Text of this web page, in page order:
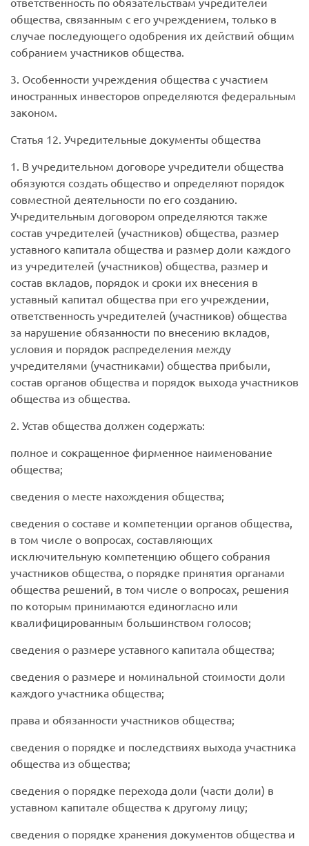
общества, связанным с его учреждением, только в
случае последующего одобрения их действий общим
собранием участников общества.
3. Особенности учреждения общества с участием
иностранных инвесторов определяются федеральным
законом.
Статья 12. Учредительные документы общества
1. В учредительном договоре учредители общества
обязуются создать общество и определяют порядок
совместной деятельности по его созданию.
Учредительным договором определяются также
состав учредителей (участников) общества, размер
уставного капитала общества и размер доли каждого
из учредителей (участников) общества, размер и
состав вкладов, порядок и сроки их внесения в
уставный капитал общества при его учреждении,
ответственность учредителей (участников) общества
за нарушение обязанности по внесению вкладов,
условия и порядок распределения между
учредителями (участниками) общества прибыли,
состав органов общества и порядок выхода участников
общества из общества.
2. Устав общества должен содержать:
полное и сокращенное фирменное наименование
общества;
сведения о месте нахождения общества;
сведения о составе и компетенции органов общества,
в том числе о вопросах, составляющих
исключительную компетенцию общего собрания
участников общества, о порядке принятия органами
общества решений, в том числе о вопросах, решения
по которым принимаются единогласно или
квалифицированным большинством голосов;
сведения о размере уставного капитала общества;
сведения о размере и номинальной стоимости доли
каждого участника общества;
права и обязанности участников общества;
сведения о порядке и последствиях выхода участника
общества из общества;
сведения о порядке перехода доли (части доли) в
уставном капитале общества к другому лицу;
сведения о порядке хранения документов общества и